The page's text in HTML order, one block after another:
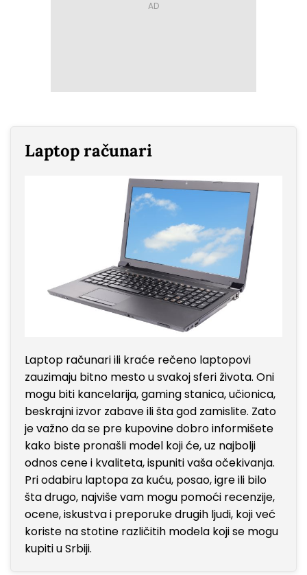
Laptop računari
Laptop računari ili kraće rečeno laptopovi
zauzimaju bitno mesto u svakoj sferi života. Oni
mogu biti kancelarija, gaming stanica, učionica,
beskrajni izvor zabave ili šta god zamislite. Zato
je važno da se pre kupovine dobro informišete
kako biste pronašli model koji će, uz najbolji
odnos cene i kvaliteta, ispuniti vaša očekivanja.
Pri odabiru laptopa za kuću, posao, igre ili bilo
šta drugo, najviše vam mogu pomoći recenzije,
ocene, iskustva i preporuke drugih ljudi, koji već
koriste na stotine različitih modela koji se mogu
kupiti u Srbiji.